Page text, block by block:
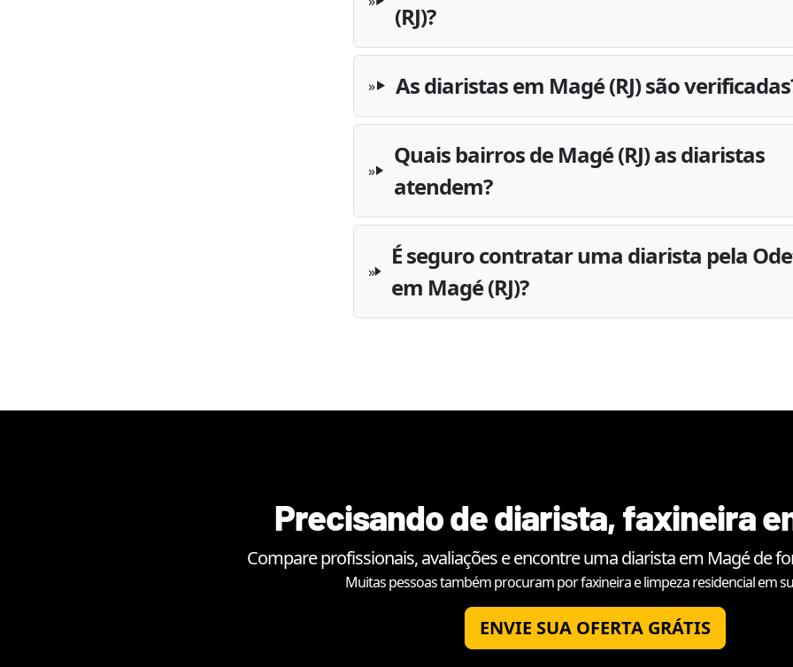
(RJ)?
As diaristas em Magé (RJ) são
Quais bairros de Magé (RJ) as diaristas
atendem?
É seguro contratar uma diarista pela
em Magé (RJ)?
Precisando de diarista, faxineira
Compare profissionais, avaliações e encontre uma diarista em Magéde
Muitas pessoas também procuram por faxineira e limpeza residencial em
ENVIE SUA OFERTA GRÁTIS